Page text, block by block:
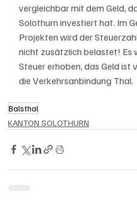
vergleichbar mit dem Geld,
Solothurn investiert hat. Im
Projekten wird der
nicht zusätzlich belastet! Es
Steuer erhoben, das Geld
die Verkehrsanbindung Thal.
Balsthal
KANTON SOLOTHURN